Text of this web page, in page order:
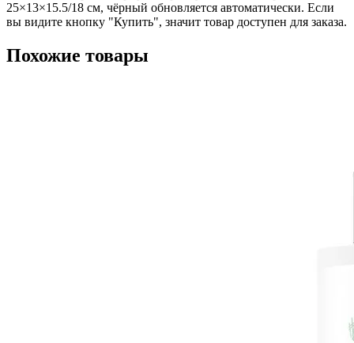
25×13×15.5/18 см, чёрный обновляется автоматически. Если
вы видите кнопку "Купить", значит товар доступен для заказа.
Похожие товары